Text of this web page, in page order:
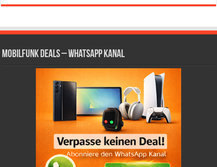
Mobilfunk Deals – WhatsApp Kanal